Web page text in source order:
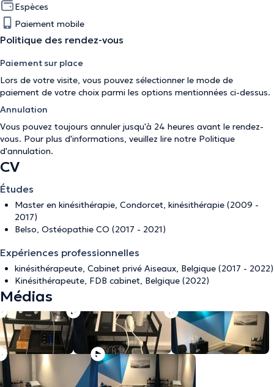
Espèces
Paiement mobile
Politique des rendez-vous
Paiement sur place
Lors de votre visite, vous pouvez sélectionner le mode de
paiement de votre choix parmi les options mentionnées ci-dessus.
Annulation
Vous pouvez toujours annuler jusqu'à 24 heures avant le rendez-
vous. Pour plus d'informations, veuillez lire notre Politique
d'annulation.
CV
Études
Master en kinésithérapie, Condorcet, kinésithérapie (2009 -
2017)
Belso, Ostéopathie CO (2017 - 2021)
Expériences professionnelles
kinésithérapeute, Cabinet privé Aiseaux, Belgique (2017 - 2022)
Kinésithérapeute, FDB cabinet, Belgique (2022)
Médias